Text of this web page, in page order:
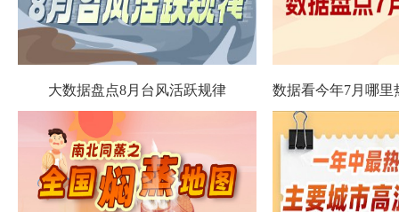
大数据盘点8月台风活跃规律